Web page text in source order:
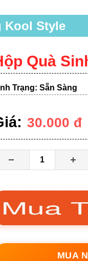
Kool Style
Quà
Trạng: Sẵn Sàng
30.000 đ
MUA